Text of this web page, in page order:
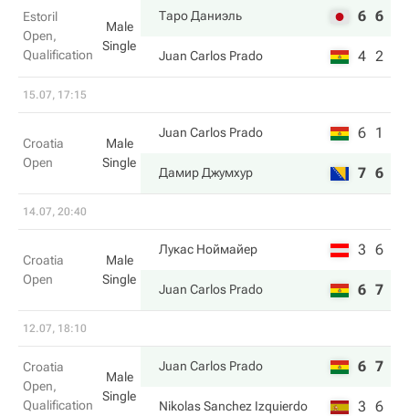
Estoril
Open,
Qualification
Male
Single
Таро Даниэль 6 6
Juan Carlos Prado 4 2
15.07, 17:15
Croatia
Open
Male
Single
Juan Carlos Prado 6 1
Дамир Джумхур 7 6
14.07, 20:40
Croatia
Open
Male
Single
Лукас Ноймайер 3 6
Juan Carlos Prado 6 7
12.07, 18:10
Croatia
Open,
Qualification
Male
Single
Juan Carlos Prado 6 7
Nikolas Sanchez Izquierdo 3 6